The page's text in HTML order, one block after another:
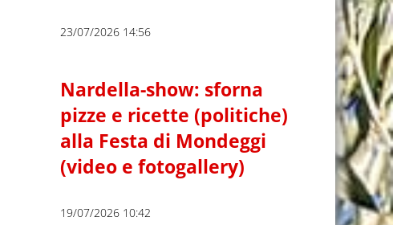
23/07/2026 14:56
Nardella-show: sforna
pizze e ricette (politiche)
alla Festa di Mondeggi
(video e fotogallery)
19/07/2026 10:42